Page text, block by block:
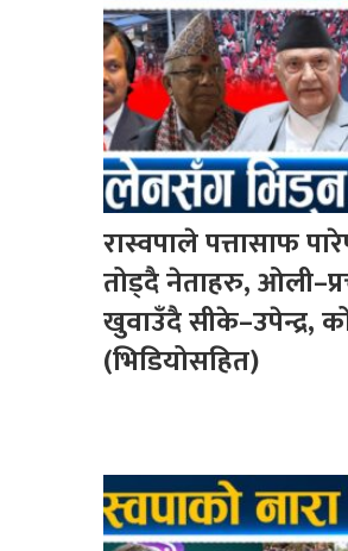
रास्वपाले पत्तासाफ
तोड्दै नेताहरु,
खुवाउँदै सीके–उपेन्द्र,
(भिडियोसहित)